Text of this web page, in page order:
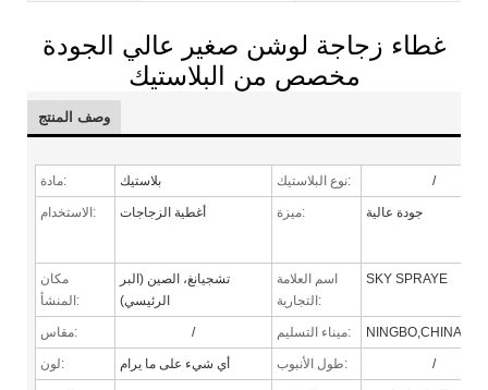
غطاء زجاجة لوشن صغير عالي الجودة
مخصص من البلاستيك
وصف المنتج
مادة: بلاستيك نوع البلاستيك: /
الاستخدام: أغطية الزجاجات ميزة: جودة عالية
مكان
المنشأ:
تشجيانغ، الصين (البر
الرئيسي)
اسم العلامة
التجارية:
SKY SPRAYE
مقاس: / ميناء التسليم: NINGBO,CHINA
لون: أي شيء على ما يرام طول الأنبوب: /